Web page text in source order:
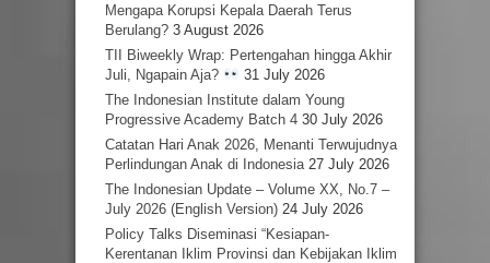
Mengapa Korupsi Kepala Daerah Terus
Berulang? 3 August 2026
TII Biweekly Wrap: Pertengahan hingga Akhir
Juli, Ngapain Aja?
31 July 2026
The Indonesian Institute dalam Young
Progressive Academy Batch 4 30 July 2026
Catatan Hari Anak 2026, Menanti Terwujudnya
Perlindungan Anak di Indonesia 27 July 2026
The Indonesian Update – Volume XX, No.7 –
July 2026 (English Version) 24 July 2026
Policy Talks Diseminasi “Kesiapan-
Kerentanan Iklim Provinsi dan Kebijakan Iklim